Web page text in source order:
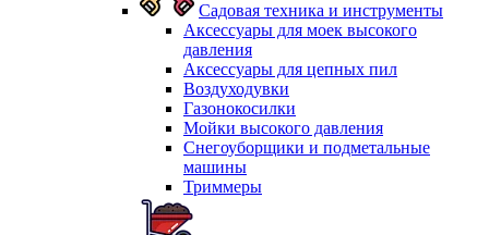
Садовая техника и инструменты
Аксессуары для моек высокого
давления
Аксессуары для цепных пил
Воздуходувки
Газонокосилки
Мойки высокого давления
Снегоуборщики и подметальные
машины
Триммеры